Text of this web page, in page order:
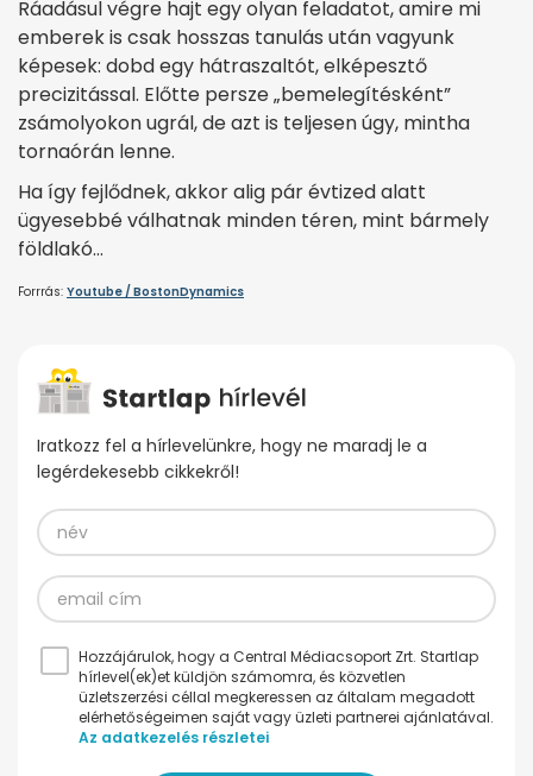
Ráadásul végre hajt egy olyan feladatot, amire mi
emberek is csak hosszas tanulás után vagyunk
képesek: dobd egy hátraszaltót, elképesztő
precizitással. Előtte persze „bemelegítésként”
zsámolyokon ugrál, de azt is teljesen úgy, mintha
tornaórán lenne.
Ha így fejlődnek, akkor alig pár évtized alatt
ügyesebbé válhatnak minden téren, mint bármely
földlakó…
Forrrás: Youtube / BostonDynamics
Iratkozz fel a hírlevelünkre, hogy ne maradj le a
legérdekesebb cikkekről!
Hozzájárulok, hogy a Central Médiacsoport Zrt. Startlap
hírlevel(ek)et küldjön számomra, és közvetlen
üzletszerzési céllal megkeressen az általam megadott
elérhetőségeimen saját vagy üzleti partnerei ajánlatával.
Az adatkezelés részletei